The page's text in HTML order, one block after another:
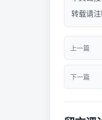
转载请
上一篇
下一篇